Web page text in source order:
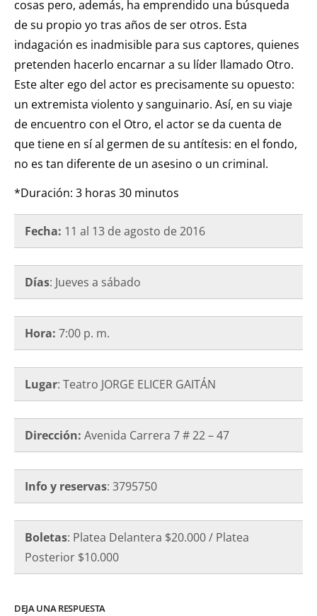
cosas pero, además, ha emprendido una búsqueda
de su propio yo tras años de ser otros. Esta
indagación es inadmisible para sus captores, quienes
pretenden hacerlo encarnar a su líder llamado Otro.
Este alter ego del actor es precisamente su opuesto:
un extremista violento y sanguinario. Así, en su viaje
de encuentro con el Otro, el actor se da cuenta de
que tiene en sí al germen de su antítesis: en el fondo,
no es tan diferente de un asesino o un criminal.
*Duración: 3 horas 30 minutos
Fecha: 11 al 13 de agosto de 2016
Días: Jueves a sábado
Hora: 7:00 p. m.
Lugar: Teatro JORGE ELICER GAITÁN
Dirección: Avenida Carrera 7 # 22 – 47
Info y reservas: 3795750
Boletas: Platea Delantera $20.000 / Platea
Posterior $10.000
DEJA UNA RESPUESTA